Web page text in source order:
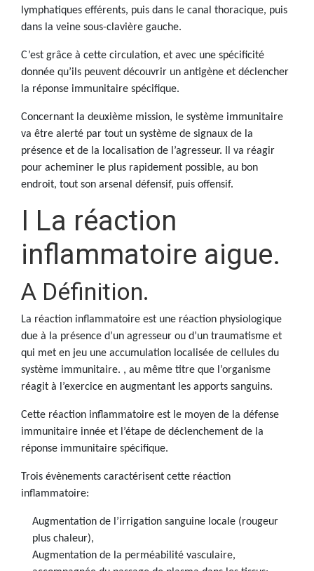
lymphatiques efférents, puis dans le canal thoracique, puis
dans la veine sous-clavière gauche.
C’est grâce à cette circulation, et avec une spécificité
donnée qu’ils peuvent découvrir un antigène et déclencher
la réponse immunitaire spécifique.
Concernant la deuxième mission, le système immunitaire
va être alerté par tout un système de signaux de la
présence et de la localisation de l’agresseur. Il va réagir
pour acheminer le plus rapidement possible, au bon
endroit, tout son arsenal défensif, puis offensif.
I La réaction
inflammatoire aigue.
A Définition.
La réaction inflammatoire est une réaction physiologique
due à la présence d’un agresseur ou d’un traumatisme et
qui met en jeu une accumulation localisée de cellules du
système immunitaire. , au même titre que l’organisme
réagit à l’exercice en augmentant les apports sanguins.
Cette réaction inflammatoire est le moyen de la défense
immunitaire innée et l’étape de déclenchement de la
réponse immunitaire spécifique.
Trois évènements caractérisent cette réaction
inflammatoire:
Augmentation de l’irrigation sanguine locale (rougeur
plus chaleur),
Augmentation de la perméabilité vasculaire,